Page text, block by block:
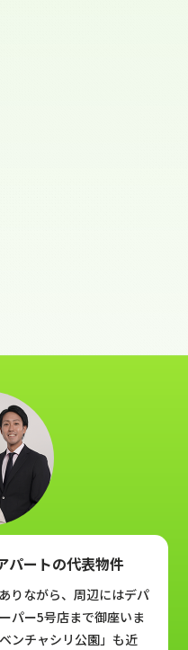
ートの代表物件
りながら、周辺にはデパ
パー5号店まで御座いま
ンチャシリ公園」も近